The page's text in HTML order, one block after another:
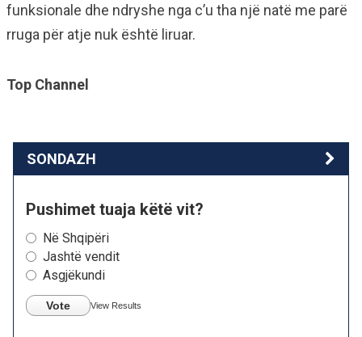
funksionale dhe ndryshe nga c’u tha një natë me parë
rruga për atje nuk është liruar.
Top Channel
SONDAZH
Pushimet tuaja këtë vit?
Në Shqipëri
Jashtë vendit
Asgjëkundi
Vote View Results